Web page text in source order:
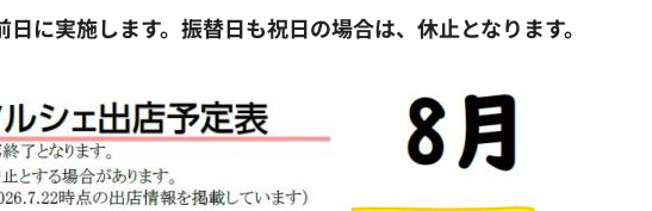
に実施します。振替日も祝日の場合は、休止となります。